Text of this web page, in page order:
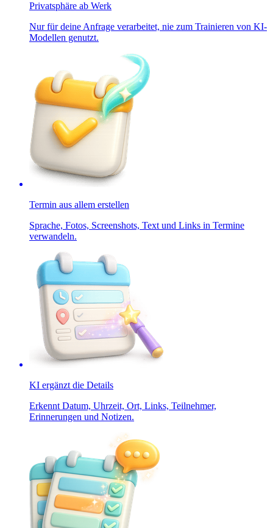
Privatsphäre ab Werk
Nur für deine Anfrage verarbeitet, nie zum Trainieren von KI-
Modellen genutzt.
Termin aus allem erstellen
Sprache, Fotos, Screenshots, Text und Links in Termine
verwandeln.
KI ergänzt die Details
Erkennt Datum, Uhrzeit, Ort, Links, Teilnehmer,
Erinnerungen und Notizen.